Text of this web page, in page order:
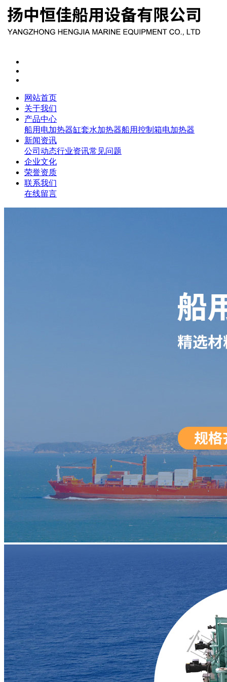
网站首页
关于我们
产品中心
船用电加热器缸套水加热器船用控制箱电加热器
新闻资讯
公司动态行业资讯常见问题
企业文化
荣誉资质
联系我们
在线留言